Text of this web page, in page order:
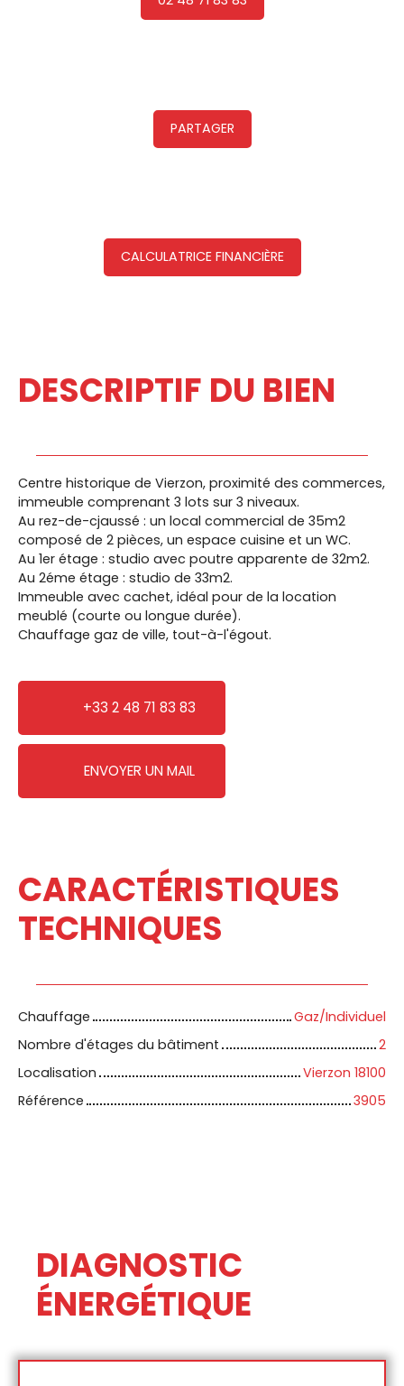
PARTAGER
CALCULATRICE FINANCIÈRE
DESCRIPTIF DU BIEN
Centre historique de Vierzon, proximité des commerces,
immeuble comprenant 3 lots sur 3 niveaux.
Au rez-de-cjaussé : un local commercial de 35m2
composé de 2 pièces, un espace cuisine et un WC.
Au 1er étage : studio avec poutre apparente de 32m2.
Au 2éme étage : studio de 33m2.
Immeuble avec cachet, idéal pour de la location
meublé (courte ou longue durée).
Chauffage gaz de ville, tout-à-l'égout.
+33 2 48 71 83 83
ENVOYER UN MAIL
CARACTÉRISTIQUES
TECHNIQUES
Chauffage
Gaz/Individuel
Nombre d'étages du bâtiment
2
Localisation
Vierzon 18100
Référence
3905
DIAGNOSTIC
ÉNERGÉTIQUE